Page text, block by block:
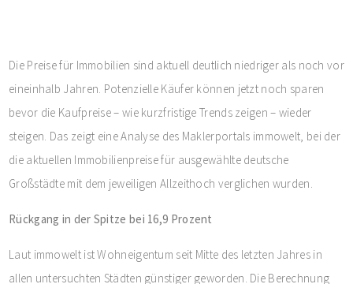
Die Preise für Immobilien sind aktuell deutlich niedriger als noch vor
eineinhalb Jahren. Potenzielle Käufer können jetzt noch sparen
bevor die Kaufpreise – wie kurzfristige Trends zeigen – wieder
steigen. Das zeigt eine Analyse des Maklerportals immowelt, bei der
die aktuellen Immobilienpreise für ausgewählte deutsche
Großstädte mit dem jeweiligen Allzeithoch verglichen wurden.
Rückgang in der Spitze bei 16,9 Prozent
Laut immowelt ist Wohneigentum seit Mitte des letzten Jahres in
allen untersuchten Städten günstiger geworden. Die Berechnung